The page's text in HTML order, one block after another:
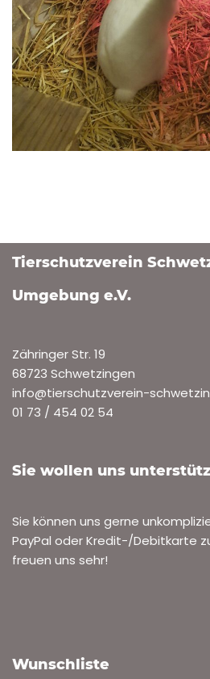
Tierschutzverein
Umgebung e.V.
Zähringer Str. 19
68723 Schwetzingen
info@tierschutzverein-
01 73 / 454 02 54
Sie wollen uns
Sie können uns gerne
PayPal oder Kredit-/Debitkarte
freuen uns sehr!
Wunschliste